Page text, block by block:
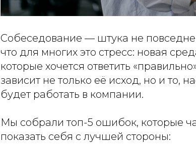
Собеседование — штука не
что для многих это стресс: новая
которые хочется ответить
зависит не только её исход, но и то,
будет работать в компании.
Мы собрали топ-5 ошибок, которые
показать себя с лучшей стороны: